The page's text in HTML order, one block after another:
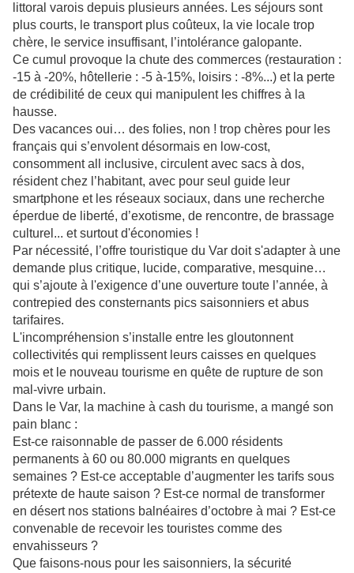
littoral varois depuis plusieurs années. Les séjours sont
plus courts, le transport plus coûteux, la vie locale trop
chère, le service insuffisant, l’intolérance galopante.
Ce cumul provoque la chute des commerces (restauration :
-15 à -20%, hôtellerie : -5 à-15%, loisirs : -8%...) et la perte
de crédibilité de ceux qui manipulent les chiffres à la
hausse.
Des vacances oui… des folies, non ! trop chères pour les
français qui s’envolent désormais en low-cost,
consomment all inclusive, circulent avec sacs à dos,
résident chez l’habitant, avec pour seul guide leur
smartphone et les réseaux sociaux, dans une recherche
éperdue de liberté, d’exotisme, de rencontre, de brassage
culturel... et surtout d'économies !
Par nécessité, l’offre touristique du Var doit s'adapter à une
demande plus critique, lucide, comparative, mesquine…
qui s’ajoute à l'exigence d’une ouverture toute l’année, à
contrepied des consternants pics saisonniers et abus
tarifaires.
L'incompréhension s’installe entre les gloutonnent
collectivités qui remplissent leurs caisses en quelques
mois et le nouveau tourisme en quête de rupture de son
mal-vivre urbain.
Dans le Var, la machine à cash du tourisme, a mangé son
pain blanc :
Est-ce raisonnable de passer de 6.000 résidents
permanents à 60 ou 80.000 migrants en quelques
semaines ? Est-ce acceptable d’augmenter les tarifs sous
prétexte de haute saison ? Est-ce normal de transformer
en désert nos stations balnéaires d’octobre à mai ? Est-ce
convenable de recevoir les touristes comme des
envahisseurs ?
Que faisons-nous pour les saisonniers, la sécurité